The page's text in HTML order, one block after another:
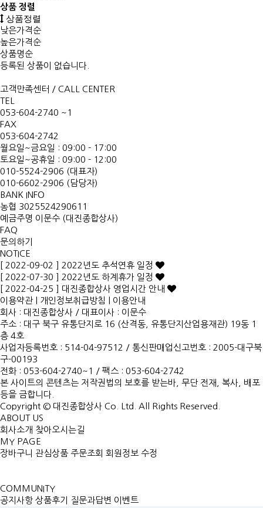
상품 정렬
상품정렬
낮은가격순
높은가격순
상품명순
등록된 상품이 없습니다.
고객만족센터 / CALL CENTER
TEL
053-604-2740 ~1
FAX
053-604-2742
월요일~금요일 : 09:00 - 17:00
토요일~공휴일 : 09:00 - 12:00
010-5524-2906 (대표자)
010-6602-2906 (담당자)
BANK INFO
농협 3025524290611
예금주명 이문수 (대진종합상사)
FAQ
문의하기
NOTICE
[ 2022-09-02 ] 2022년도 추석연휴 일정
[ 2022-07-30 ] 2022년도 하계휴가 일정
[ 2022-04-25 ] 대진종합상사 영업시간 안내
이용약관| 개인정보취급방침
이용안내
회사 : 대진종합상사 / 대표이사 : 이문수
주소 : 대구 북구 유통단지로 16 (산격동, 유통단지산업용재관) 19동 1
층 4호
사업자등록번호 : 514-04-97512 / 통신판매업신고번호 : 2005-대구북
구-00193
전화 : 053-604-2740~1 / 팩스 : 053-604-2742
본 사이트의 콘텐츠는 저작권법의 보호를 받는바, 무단 전재, 복사, 배포
등을 금합니다.
Copyright © 대진종합상사 Co. Ltd. All Rights Reserved.
ABOUT US
회사소개 찾아오시는길
MY PAGE
장바구니 관심상품 주문조회 회원정보 수정
COMMUNITY
공지사항 상품후기 질문과답변 이벤트